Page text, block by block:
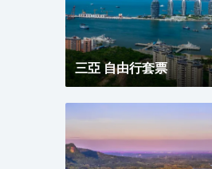
三亞 自由行套票